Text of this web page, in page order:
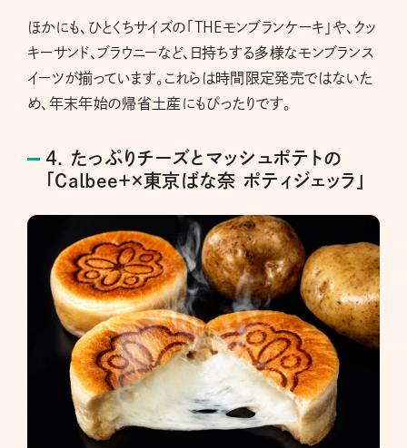
ほかにも、ひとくちサイズの「THEモンブランケーキ」や、クッ
キーサンド、ブラウニーなど、日持ちする多様なモンブランス
イーツが揃っています。これらは時間限定発売ではないた
め、年末年始の帰省土産にもぴったりです。
4. たっぷりチーズとマッシュポテトの
「Calbee＋×東京ばな奈 ポティジェッラ」